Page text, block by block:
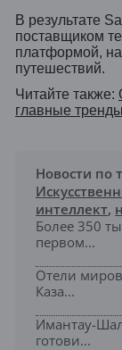
В результате
поставщиком
платформой, на
путешествий.
Читайте также:
главные
Новости по
интеллект,
Более 350
первом...
Отели
Каза...
Имантау-
готови...